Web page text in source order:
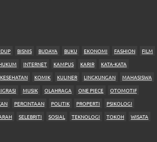
BISNIS BUDAYA BUKU EKONOMI FASHION
FILM
INTERNET KAMPUS KARIR
KATA-KATA
KESEHATAN KOMIK KULINER LINGKUNGAN
MAHASISWA
MUSIK OLAHRAGA ONE PIECE
OTOMOTIF
PERCINTAAN POLITIK PROPERTI
PSIKOLOGI
SELEBRITI SOSIAL TEKNOLOGI TOKOH WISATA